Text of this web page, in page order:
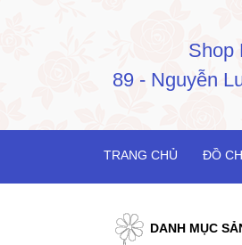
Shop
89 - Nguyễn
TRANG CHỦ ĐỒ
DANH MỤC